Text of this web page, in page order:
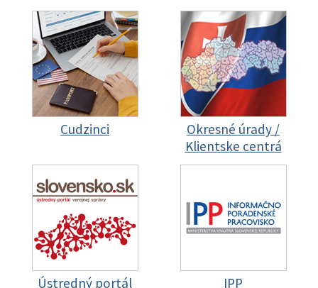
Cudzinci
Okresné úrady /
Klientske centrá
Ústredný portál
IPP